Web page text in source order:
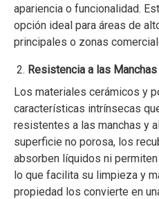
apariencia o funcionalidad.
opción ideal para áreas de
principales o zonas
Resistencia a las Manchas
Los materiales cerámicos y
características intrínsecas
resistentes a las manchas y
superficie no porosa, los
absorben líquidos ni
lo que facilita su limpieza y
propiedad los convierte en